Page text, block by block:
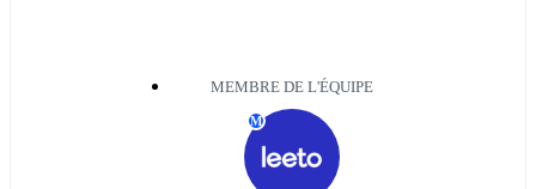
MEMBRE DE L'ÉQUIPE
M